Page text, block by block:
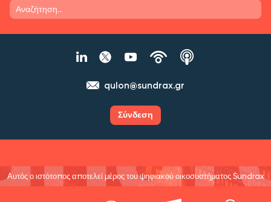
qulon@sundrax.gr
Σύνδεση
Αυτός ο ιστότοπος αποτελεί μέρος του ψηφιακού οικοσυστήματος Sundrax